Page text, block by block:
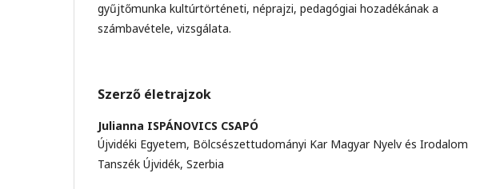
gyűjtőmunka kultúrtörténeti, néprajzi, pedagógiai hozadékának a
számbavétele, vizsgálata.
Szerző életrajzok
Julianna ISPÁNOVICS CSAPÓ
Újvidéki Egyetem, Bölcsészettudományi Kar Magyar Nyelv és Irodalom
Tanszék Újvidék, Szerbia